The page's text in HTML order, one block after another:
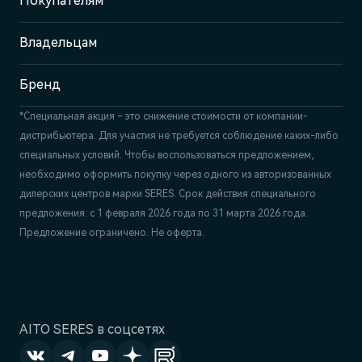
AITO SERES в соцсетях
+7 (843) 210-39-45
Сервис
+7 (843) 558-22-74
Владельцам
Бренд
*Специальная акция – это снижение стоимости от компании-
дистрибьютера. Для участия не требуется соблюдение каких-либо
специальных условий. Чтобы воспользоваться предложением,
необходимо оформить покупку через одного из авторизованных
дилерских центров марки SERES. Срок действия специального
предложения: с 1 февраля 2026 года по 31 марта 2026 года.
Предложение ограничено. Не оферта.